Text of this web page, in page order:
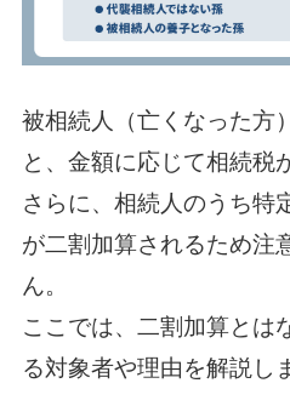
被相続人（亡くなった方
と、金額に応じて相続税
さらに、相続人のうち特
が二割加算されるため注
ん。
ここでは、二割加算とは
る対象者や理由を解説し